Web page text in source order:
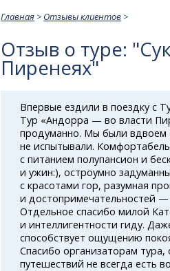
Главная > Отзывы клиентов >
Отзыв о туре:
Пиренеях"
Впервые ездили в поездку с
Тур «Андорра — во власти
продуманно. Мы были вдвоем
не испытывали.
с питанием полупансион и
и ужин:), остроумно
с красотами гор, разумная
и достопримечательностей —
Отдельное спасибо милой
и интеллигентности гиду.
способствует ощущению
Спасибо организаторам
путешествий не всегда есть